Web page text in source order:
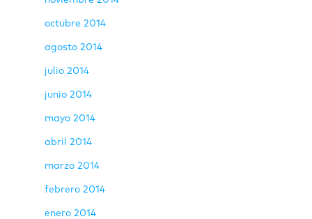
octubre 2014
agosto 2014
julio 2014
junio 2014
mayo 2014
abril 2014
marzo 2014
febrero 2014
enero 2014